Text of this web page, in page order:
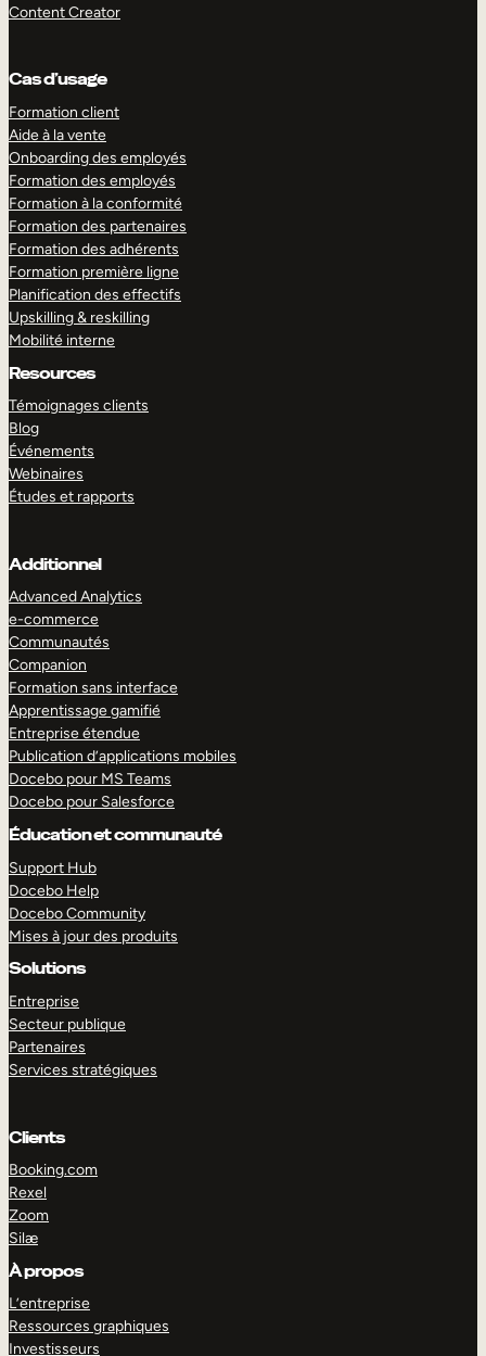
Content Creator
Cas d’usage
Formation client
Aide à la vente
Onboarding des employés
Formation des employés
Formation à la conformité
Formation des partenaires
Formation des adhérents
Formation première ligne
Planification des effectifs
Upskilling & reskilling
Mobilité interne
Resources
Témoignages clients
Blog
Événements
Webinaires
Études et rapports
Additionnel
Advanced Analytics
e-commerce
Communautés
Companion
Formation sans interface
Apprentissage gamifié
Entreprise étendue
Publication d’applications mobiles
Docebo pour MS Teams
Docebo pour Salesforce
Éducation et communauté
Support Hub
Docebo Help
Docebo Community
Mises à jour des produits
Solutions
Entreprise
Secteur publique
Partenaires
Services stratégiques
Clients
Booking.com
Rexel
Zoom
Silæ
À propos
L’entreprise
Ressources graphiques
Investisseurs